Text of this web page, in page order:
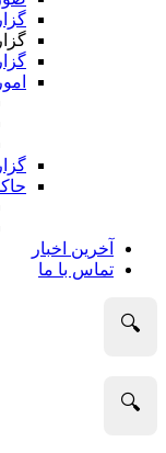
آخرین اخبار
تماس با ما
🔍
🔍